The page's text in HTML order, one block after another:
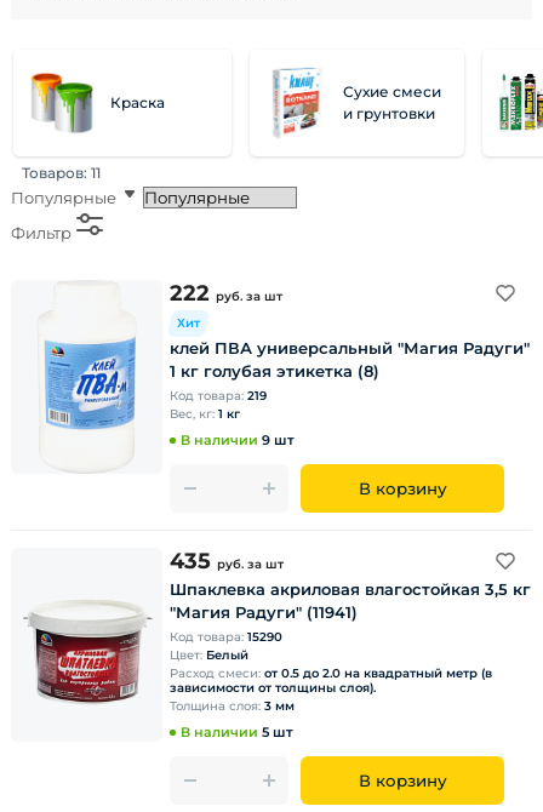
Краска
Сухие смеси
и грунтовки
Товаров: 11
Популярные
Фильтр
222 руб. за шт
Хит
клей ПВА универсальный "Магия Радуги"
1 кг голубая этикетка (8)
Код товара: 219
Вес, кг: 1 кг
В наличии 9 шт
В корзину
435 руб. за шт
Шпаклевка акриловая влагостойкая 3,5 кг
"Магия Радуги" (11941)
Код товара: 15290
Цвет: Белый
Расход смеси: от 0.5 до 2.0 на квадратный метр (в
зависимости от толщины слоя).
Толщина слоя: 3 мм
В наличии 5 шт
В корзину